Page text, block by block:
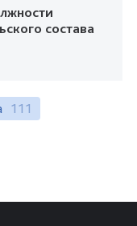
состава
111